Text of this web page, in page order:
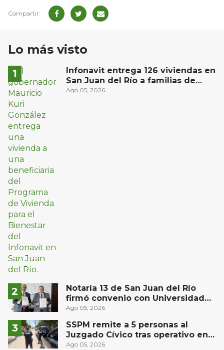
Lo más visto
Infonavit entrega 126 viviendas en
San Juan del Río a familias de
bajos ingresos
Ago 05, 2026
Notaría 13 de San Juan del Río
firmó convenio con Universidad
Privada del Bajío para recibir
Ago 05, 2026
SSPM remite a 5 personas al
Juzgado Cívico tras operativo en
San Juan del Río
Ago 05, 2026